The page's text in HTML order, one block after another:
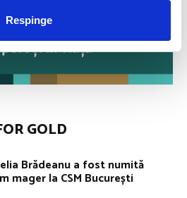
Respinge
GOLD
Brădeanu a fost numită
mager la CSM București